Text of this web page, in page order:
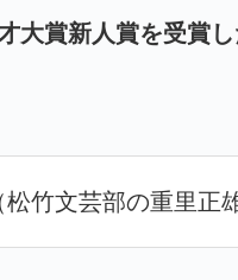
大賞新人賞を受賞
松竹文芸部の重里